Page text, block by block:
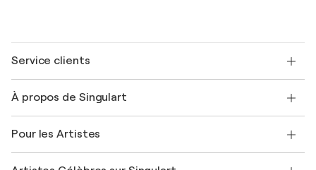
Service clients
Expédition
Offrir une carte cadeau
Rejoignez notre programme commercial
Mon compte
À propos de Singulart
FAQ
Pour les Artistes